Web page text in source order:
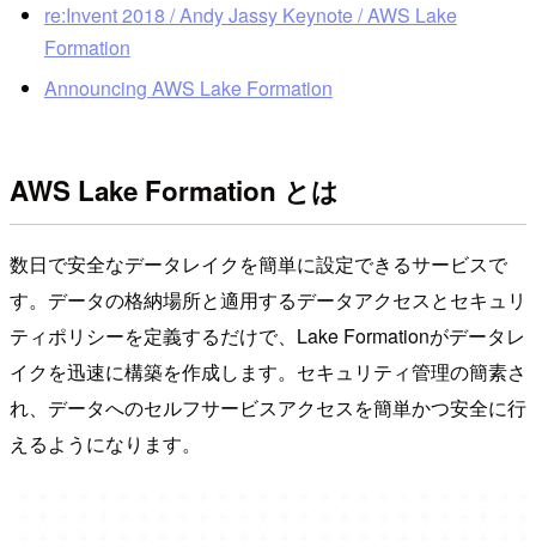
re:Invent 2018 / Andy Jassy Keynote / AWS Lake
Formation
Announcing AWS Lake Formation
AWS Lake Formation とは
数日で安全なデータレイクを簡単に設定できるサービスで
す。データの格納場所と適用するデータアクセスとセキュリ
ティポリシーを定義するだけで、Lake Formationがデータレ
イクを迅速に構築を作成します。セキュリティ管理の簡素さ
れ、データへのセルフサービスアクセスを簡単かつ安全に行
えるようになります。